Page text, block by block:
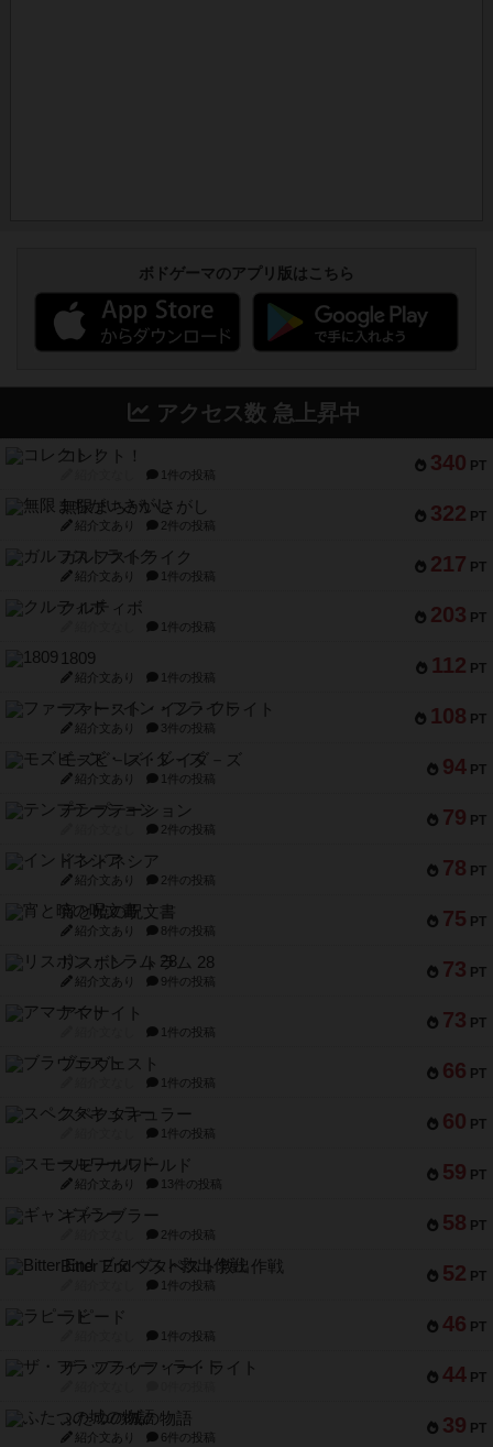
ボドゲーマのアプリ版はこちら
アクセス数 急上昇中
340 PT
コレクト！
1件の投稿
322 PT
無限まちがいさがし
紹介文あり 2件の投稿
217 PT
ガルフストライク
紹介文あり 1件の投稿
203 PT
クルティボ
1件の投稿
112 PT
1809
紹介文あり 1件の投稿
108 PT
ファースト・イン・フライト
紹介文あり 3件の投稿
94 PT
モズビ－ズ・レイダ－ズ
紹介文あり 1件の投稿
79 PT
テンプテーション
2件の投稿
78 PT
インドネシア
紹介文あり 2件の投稿
75 PT
宵と暁の呪文書
紹介文あり 8件の投稿
73 PT
リスボン・トラム 28
紹介文あり 9件の投稿
73 PT
アマナイト
1件の投稿
66 PT
ブラヴェスト
1件の投稿
60 PT
スペクタキュラー
1件の投稿
59 PT
スモールワールド
紹介文あり 13件の投稿
58 PT
ギャンブラー
2件の投稿
52 PT
Bitter End ブタペスト救出作戦
1件の投稿
46 PT
ラピード
1件の投稿
44 PT
ザ・フラッフィー・ライト
39 PT
ふたつの城の物語
紹介文あり 6件の投稿